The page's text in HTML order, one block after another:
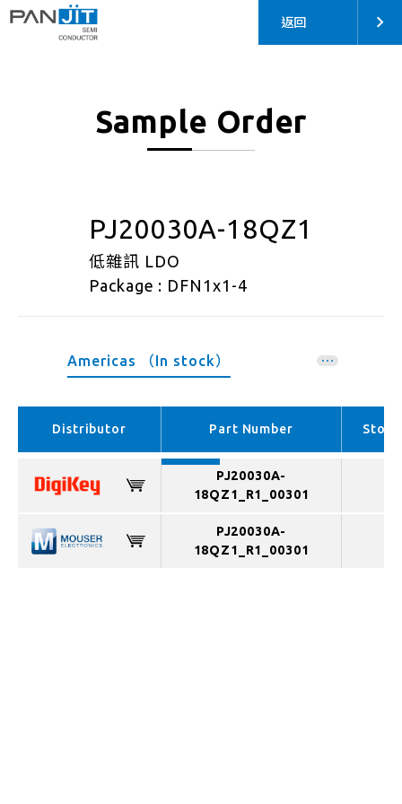
返回
Sample Order
PJ20030A-18QZ1
低雜訊 LDO
Package : DFN1x1-4
Americas （In stock）
APAC （In stock）
Distributor Part Number Stock
PJ20030A-
18QZ1_R1_00301
PJ20030A-
18QZ1_R1_00301